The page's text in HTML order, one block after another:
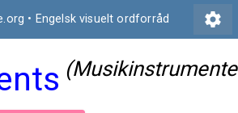
• Engelsk visuelt ordforråd settings